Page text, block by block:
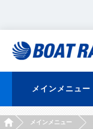
メインメニュー
HOMEメインメニュー